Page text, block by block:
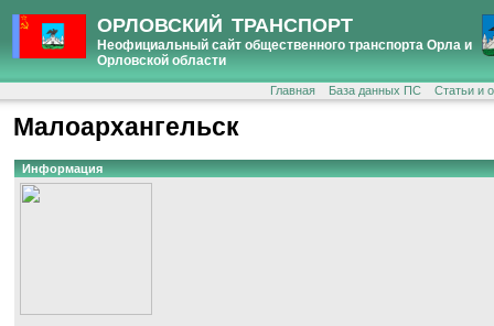
ОРЛОВСКИЙ ТРАНСПОРТ
Неофициальный сайт общественного транспорта Орла и
Орловской области
Главная База данных ПС Статьи и
Малоархангельск
Информация